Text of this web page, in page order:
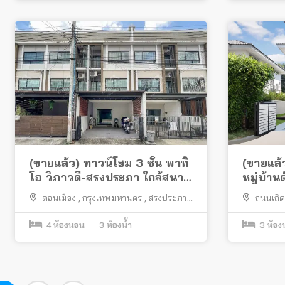
(ขายแล้ว) ทาวน์โฮม 3 ชั้น พาทิ
โอ วิภาวดี-สรงประภา ใกล้สนาม
บินดอนเมือง
ดอนเมือง , กรุงเทพมหานคร , สรงประภา ,
สีกัน
4 ห้องนอน 3 ห้องน้ำ
(ขายแ
หมู่บ้าน
ดอนเมื
ทำเลดี
ถนนเถิ
กรุงเทพมห
3 ห้อง